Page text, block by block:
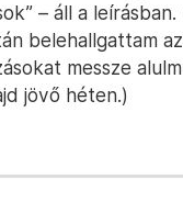
– áll a leírásban.
belehallgattam
messze
jövő héten.)